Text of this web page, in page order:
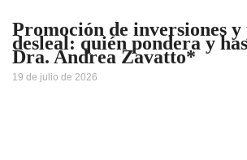
Promoción de inversiones
desleal: quién pondera y
Dra. Andrea Zavatto*
19 de julio de 2026